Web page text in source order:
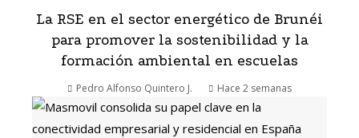
La RSE en el sector energético de Brunéi
para promover la sostenibilidad y la
formación ambiental en escuelas
Pedro Alfonso Quintero J. Hace 2 semanas